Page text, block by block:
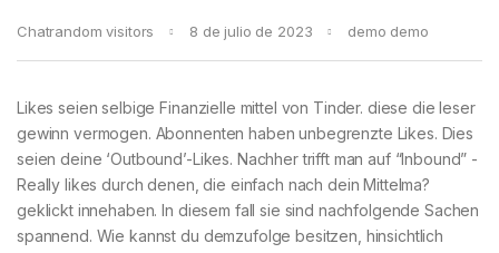
Chatrandom visitors 8 de julio de 2023 demo demo
Likes seien selbige Finanzielle mittel von Tinder. diese die leser
gewinn vermogen. Abonnenten haben unbegrenzte Likes. Dies
seien deine ‘Outbound’-Likes. Nachher trifft man auf “Inbound” -
Really likes durch denen, die einfach nach dein Mittelma?
geklickt innehaben. In diesem fall sie sind nachfolgende Sachen
spannend. Wie kannst du demzufolge besitzen, hinsichtlich